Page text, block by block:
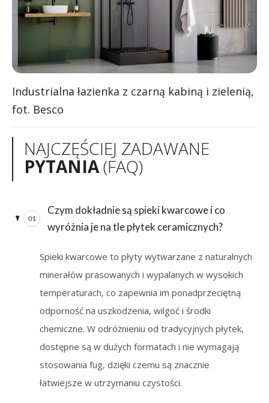
Industrialna łazienka z czarną kabiną i zielenią,
fot. Besco
NAJCZĘŚCIEJ ZADAWANE
PYTANIA(FAQ)
01
Czym dokładnie są spieki kwarcowe i co
wyróżnia je na tle płytek ceramicznych?
Spieki kwarcowe to płyty wytwarzane z naturalnych
minerałów prasowanych i wypalanych w wysokich
temperaturach, co zapewnia im ponadprzeciętną
odporność na uszkodzenia, wilgoć i środki
chemiczne. W odróżnieniu od tradycyjnych płytek,
dostępne są w dużych formatach i nie wymagają
stosowania fug, dzięki czemu są znacznie
łatwiejsze w utrzymaniu czystości.